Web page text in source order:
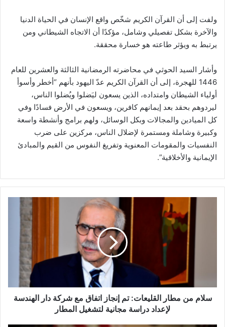
ولفت إلى أن القرآن الكريم شخّص واقع الإنسان في الحياة الدنيا
والآخرة بشكل تفصيلي وشامل، مؤكدًا أن الاتجاه الشيطاني ومن
يرتبط به ويؤثر طاعته هو خسارة محققة.
وأشار السيد الحوثي في محاضرته الرمضانية الثالثة والعشرين للعام
1446 للهجرة، إلى أن القرآن الكريم عدّ اليهود بأنهم “أخطر وأسوأ
أولياء الشيطان وامتداده، الذين يسعون ليَضلوا ويُضلوا الناس،
ليردوهم بحقد بعد إيمانهم كافرين، ويسعون في الأرض فسادًا وفي
كل الميادين والمجالات وبكل الوسائل، ولهم برامج وأنشطة واسعة
وكبيرة وشاملة ومستمرة لإضلال الناس، مركزين على ضرب
النفسيات والمقومات المعنوية وتفريغ النفوس من القيم والمبادئ
الإيمانية والأخلاقية”.
ا
سلام من مطار القليعات: تم إنجاز اتفاق مع شركة دار الهندسة
لإعداد دراسة مجانية لتشغيل المطار